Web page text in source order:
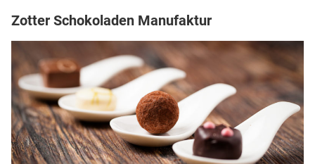
Zotter Schokoladen Manufaktur